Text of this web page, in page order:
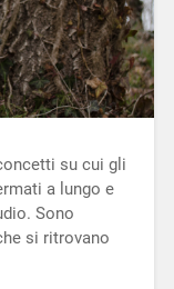
su cui gli
a lungo e
Sono
si ritrovano